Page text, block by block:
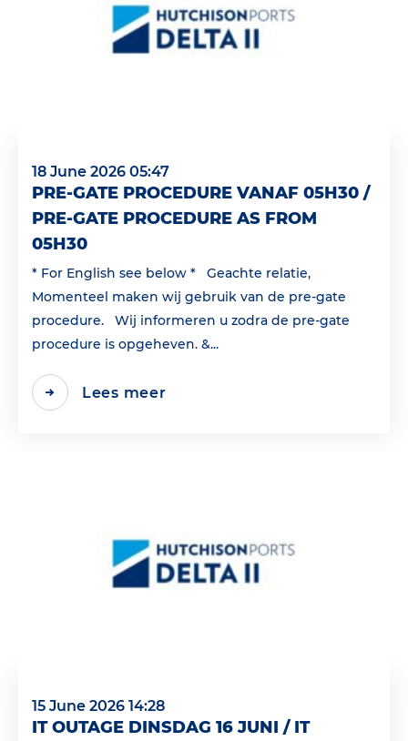
18 June 2026 05:47
PRE-GATE PROCEDURE VANAF 05H30 /
PRE-GATE PROCEDURE AS FROM
05H30
* For English see below * Geachte relatie,
Momenteel maken wij gebruik van de pre-gate
procedure. Wij informeren u zodra de pre-gate
procedure is opgeheven. &...
Lees meer
15 June 2026 14:28
IT OUTAGE DINSDAG 16 JUNI / IT